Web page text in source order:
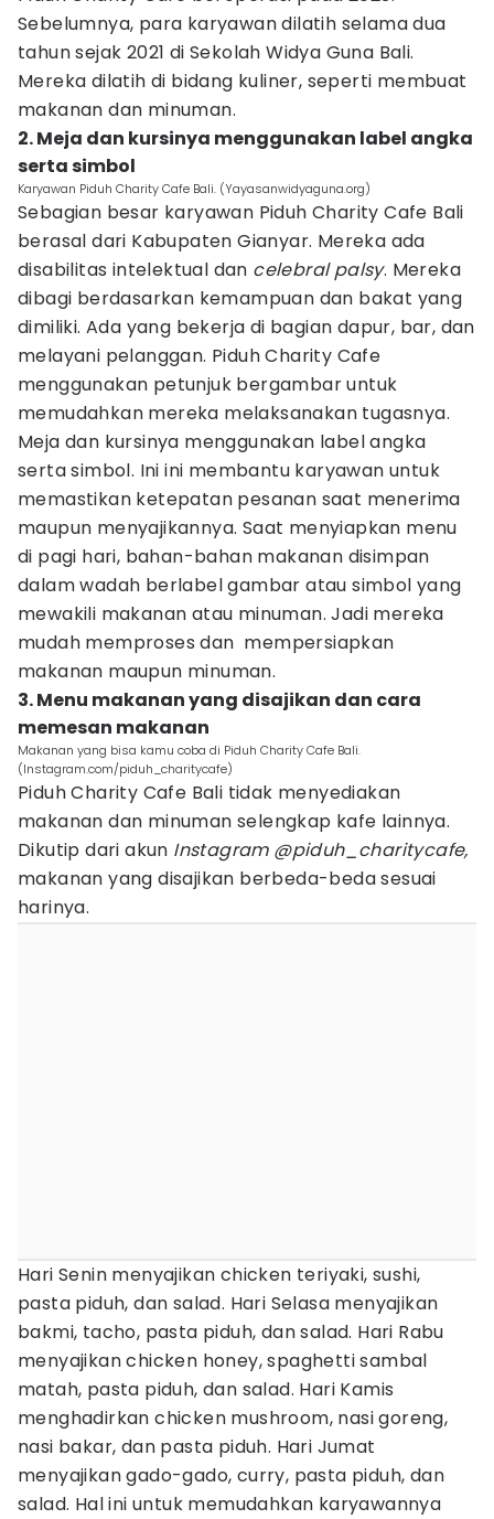
Sebelumnya, para karyawan dilatih selama dua
tahun sejak 2021 di Sekolah Widya Guna Bali.
Mereka dilatih di bidang kuliner, seperti membuat
makanan dan minuman.
2. Meja dan kursinya menggunakan label angka
serta simbol
Karyawan Piduh Charity Cafe Bali. (Yayasanwidyaguna.org)
Sebagian besar karyawan Piduh Charity Cafe Bali
berasal dari Kabupaten Gianyar. Mereka ada
disabilitas intelektual dan celebral palsy. Mereka
dibagi berdasarkan kemampuan dan bakat yang
dimiliki. Ada yang bekerja di bagian dapur, bar, dan
melayani pelanggan. Piduh Charity Cafe
menggunakan petunjuk bergambar untuk
memudahkan mereka melaksanakan tugasnya.
Meja dan kursinya menggunakan label angka
serta simbol. Ini ini membantu karyawan untuk
memastikan ketepatan pesanan saat menerima
maupun menyajikannya. Saat menyiapkan menu
di pagi hari, bahan-bahan makanan disimpan
dalam wadah berlabel gambar atau simbol yang
mewakili makanan atau minuman. Jadi mereka
mudah memproses dan mempersiapkan
makanan maupun minuman.
3. Menu makanan yang disajikan dan cara
memesan makanan
Makanan yang bisa kamu coba di Piduh Charity Cafe Bali.
(Instagram.com/piduh_charitycafe)
Piduh Charity Cafe Bali tidak menyediakan
makanan dan minuman selengkap kafe lainnya.
Dikutip dari akun Instagram @piduh_charitycafe,
makanan yang disajikan berbeda-beda sesuai
harinya.
Hari Senin menyajikan chicken teriyaki, sushi,
pasta piduh, dan salad. Hari Selasa menyajikan
bakmi, tacho, pasta piduh, dan salad. Hari Rabu
menyajikan chicken honey, spaghetti sambal
matah, pasta piduh, dan salad. Hari Kamis
menghadirkan chicken mushroom, nasi goreng,
nasi bakar, dan pasta piduh. Hari Jumat
menyajikan gado-gado, curry, pasta piduh, dan
salad. Hal ini untuk memudahkan karyawannya